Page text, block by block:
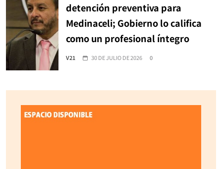
detención preventiva para
Medinaceli; Gobierno lo califica
como un profesional íntegro
V21 30 DE JULIO DE 2026 0